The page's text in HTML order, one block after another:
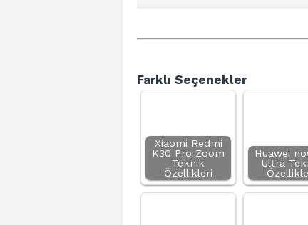
Farklı Seçenekler
Xiaomi Redmi
K30 Pro Zoom
Teknik
Özellikleri
Huawei
Ultra